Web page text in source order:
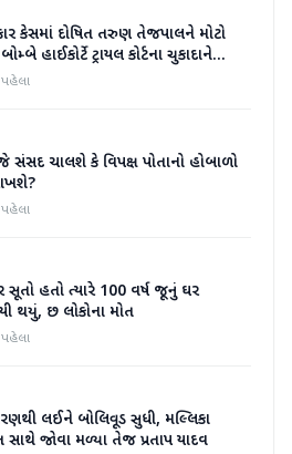
કેસમાં દોષિત તરુણ તેજપાલને મોટો
હાઈકોર્ટે ટ્રાયલ કોર્ટના ચુકાદાને
દીધો
ચાલશે કે વિપક્ષ પોતાનો હોબાળો
સૂતો હતો ત્યારે 100 વર્ષ જૂનું ઘર
થયું, છ લોકોના મોત
લઈને બોલિવૂડ સુધી, મલ્લિકા
સાથે જોવા મળ્યા તેજ પ્રતાપ યાદવ